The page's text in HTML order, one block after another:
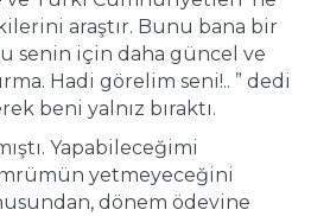
araştır. Bunu bana bir
senin için daha güncel ve
Hadi görelim seni!.. ” dedi
beni yalnız bıraktı.
Yapabileceğimi
yetmeyeceğini
dönem ödevine